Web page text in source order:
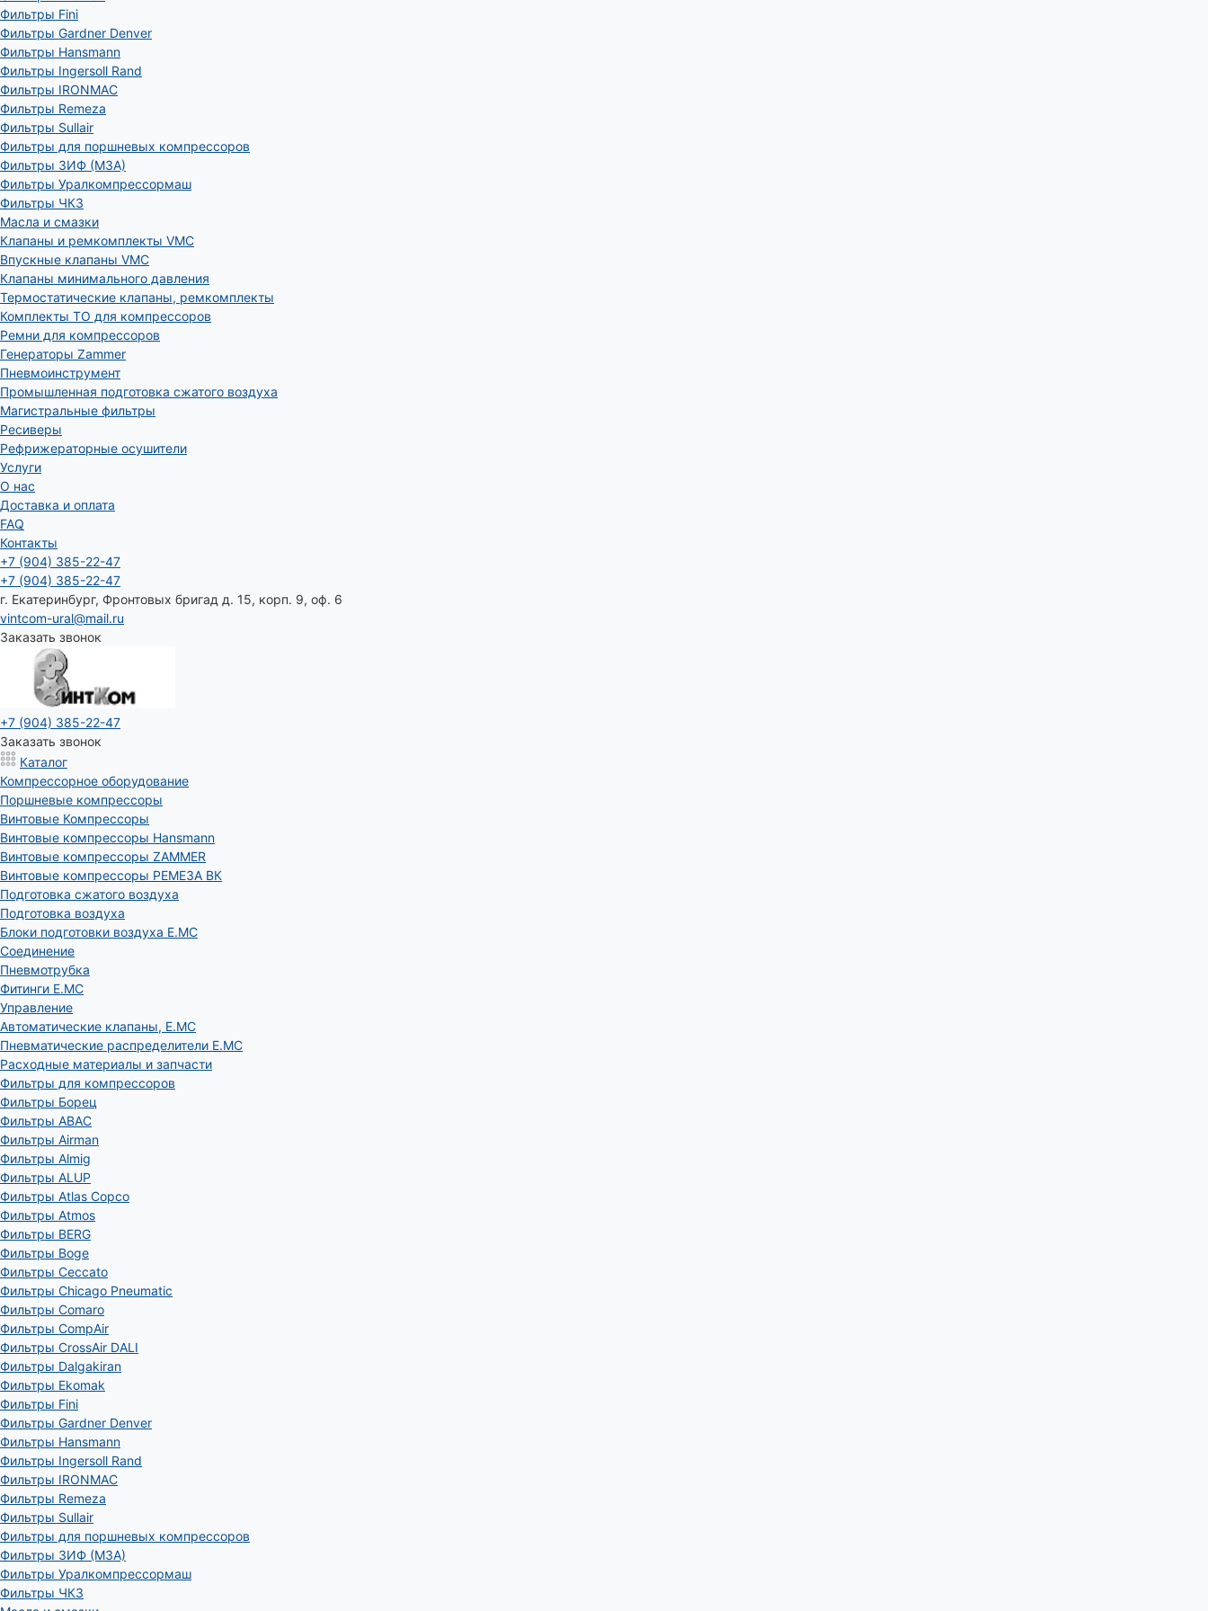
Фильтры Fini
Фильтры Gardner Denver
Фильтры Hansmann
Фильтры Ingersoll Rand
Фильтры IRONMAC
Фильтры Remeza
Фильтры Sullair
Фильтры для поршневых компрессоров
Фильтры ЗИФ (МЗА)
Фильтры Уралкомпрессормаш
Фильтры ЧКЗ
Масла и смазки
Клапаны и ремкомплекты VMC
Впускные клапаны VMC
Клапаны минимального давления
Термостатические клапаны, ремкомплекты
Комплекты ТО для компрессоров
Ремни для компрессоров
Генераторы Zammer
Пневмоинструмент
Промышленная подготовка сжатого воздуха
Магистральные фильтры
Ресиверы
Рефрижераторные осушители
Услуги
О нас
Доставка и оплата
FAQ
Контакты
+7 (904) 385-22-47
+7 (904) 385-22-47
г. Екатеринбург, Фронтовых бригад д. 15, корп. 9, оф. 6
vintcom-ural@mail.ru
Заказать звонок
+7 (904) 385-22-47
Заказать звонок
Каталог
Компрессорное оборудование
Поршневые компрессоры
Винтовые Компрессоры
Винтовые компрессоры Hansmann
Винтовые компрессоры ZAMMER
Винтовые компрессоры РЕМЕЗА ВК
Подготовка сжатого воздуха
Подготовка воздуха
Блоки подготовки воздуха E.MC
Соединение
Пневмотрубка
Фитинги E.MC
Управление
Автоматические клапаны, Е.МС
Пневматические распределители E.MC
Расходные материалы и запчасти
Фильтры для компрессоров
Фильтры Борец
Фильтры ABAC
Фильтры Airman
Фильтры Almig
Фильтры ALUP
Фильтры Atlas Copco
Фильтры Atmos
Фильтры BERG
Фильтры Boge
Фильтры Ceccato
Фильтры Chicago Pneumatic
Фильтры Comaro
Фильтры CompAir
Фильтры CrossAir DALI
Фильтры Dalgakiran
Фильтры Ekomak
Фильтры Fini
Фильтры Gardner Denver
Фильтры Hansmann
Фильтры Ingersoll Rand
Фильтры IRONMAC
Фильтры Remeza
Фильтры Sullair
Фильтры для поршневых компрессоров
Фильтры ЗИФ (МЗА)
Фильтры Уралкомпрессормаш
Фильтры ЧКЗ